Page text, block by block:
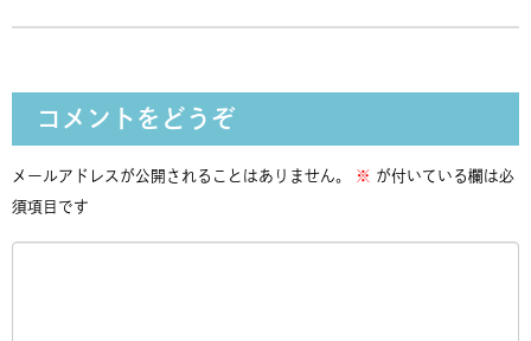
コメントをどうぞ
メールアドレスが公開されることはありません。 ※ が付いている欄は必
須項目です